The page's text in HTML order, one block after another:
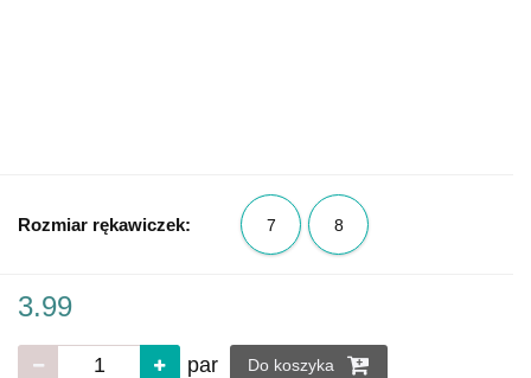
Rozmiar rękawiczek: 7 8
3.99
par Do koszyka